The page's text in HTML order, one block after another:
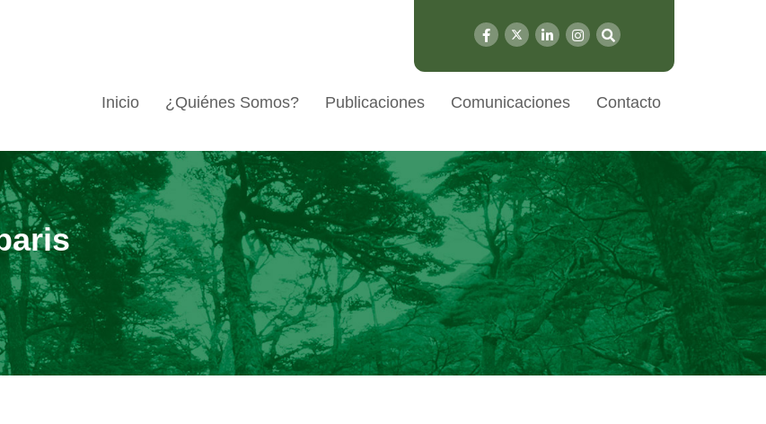
Inicio ¿Quiénes Somos? Publicaciones Comunicaciones Contacto